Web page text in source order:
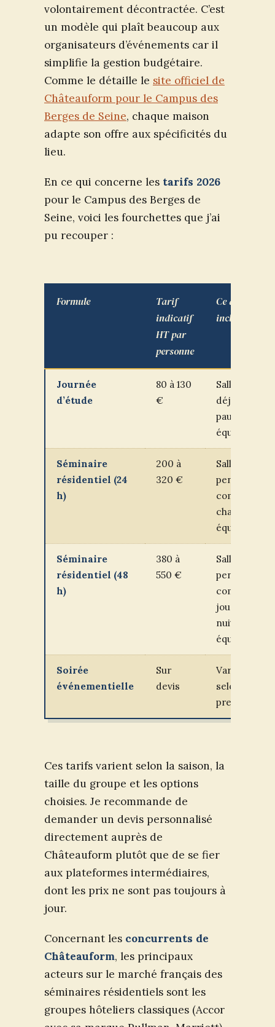
volontairement décontractée. C’est
un modèle qui plaît beaucoup aux
organisateurs d’événements car il
simplifie la gestion budgétaire.
Comme le détaille le site officiel de
Châteauform pour le Campus des
Berges de Seine, chaque maison
adapte son offre aux spécificités du
lieu.
En ce qui concerne les tarifs 2026
pour le Campus des Berges de
Seine, voici les fourchettes que j’ai
pu recouper :
Formule
Tarif
indicatif
HT par
personne
Ce qui est
inclus
Journée
d’étude
80 à 130
€
Salle,
déjeuner,
pauses,
équipement
Séminaire
résidentiel (24
h)
200 à
320 €
Salle,
pension
complète,
chambre,
équipement
Séminaire
résidentiel (48
h)
380 à
550 €
Salle,
pension
complète 2
jours, 2
nuits,
équipement
Soirée
événementielle
Sur
devis
Variable
selon
prestation
Ces tarifs varient selon la saison, la
taille du groupe et les options
choisies. Je recommande de
demander un devis personnalisé
directement auprès de
Châteauform plutôt que de se fier
aux plateformes intermédiaires,
dont les prix ne sont pas toujours à
jour.
Concernant les concurrents de
Châteauform, les principaux
acteurs sur le marché français des
séminaires résidentiels sont les
groupes hôteliers classiques (Accor